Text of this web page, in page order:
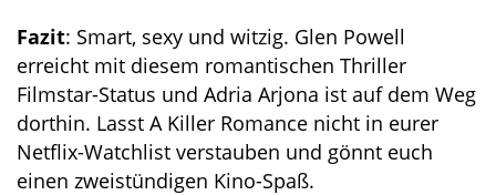
Fazit: Smart, sexy und witzig. Glen Powell
erreicht mit diesem romantischen Thriller
Filmstar-Status und Adria Arjona ist auf dem Weg
dorthin. Lasst A Killer Romance nicht in eurer
Netflix-Watchlist verstauben und gönnt euch
einen zweistündigen Kino-Spaß.